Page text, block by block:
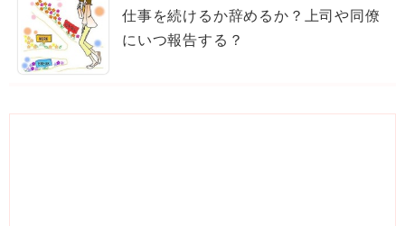
仕事を続けるか辞めるか？上司や同僚
にいつ報告する？